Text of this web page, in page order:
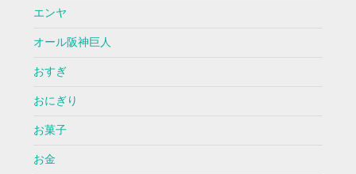
エンヤ
オール阪神巨人
おすぎ
おにぎり
お菓子
お金